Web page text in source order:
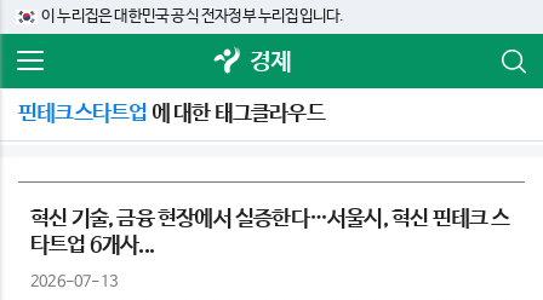
이 누리집은 대한민국 공식 전자정부 누리집입니다.
경제
핀테크스타트업 에 대한 태그클라우드
혁신 기술, 금융 현장에서 실증한다…서울시, 혁신 핀테크 스
타트업 6개사...
2026-07-13